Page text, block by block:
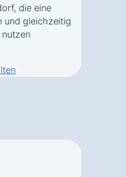
die eine
und gleichzeitig